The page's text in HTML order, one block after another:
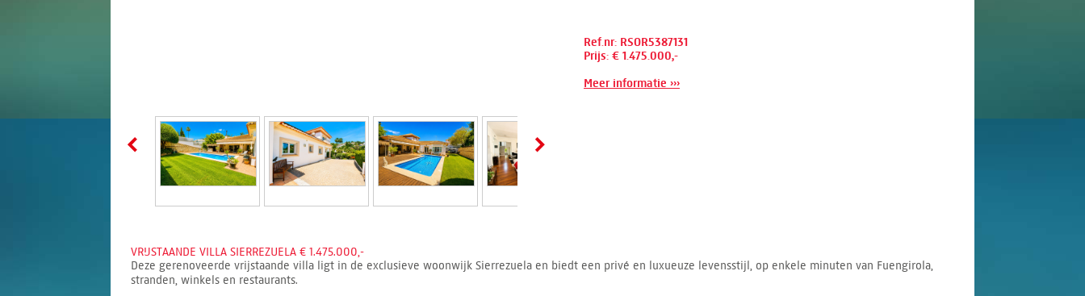
Ref.nr: RSOR5387131
Prijs: € 1.475.000,-
Meer informatie ›››
VRIJSTAANDE VILLA SIERREZUELA € 1.475.000,-
Deze gerenoveerde vrijstaande villa ligt in de exclusieve woonwijk Sierrezuela en biedt een privé en luxueuze levensstijl, op enkele minuten van Fuengirola,
stranden, winkels en restaurants.